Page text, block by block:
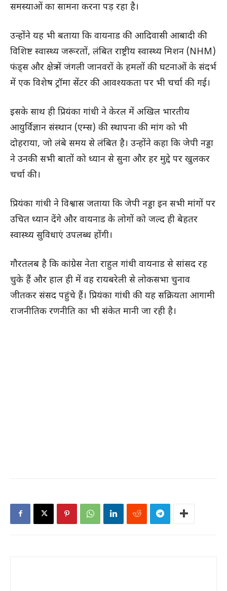
समस्याओं का सामना करना पड़ रहा है।
उन्होंने यह भी बताया कि वायनाड की आदिवासी आबादी की
विशिष्ट स्वास्थ्य जरूरतों, लंबित राष्ट्रीय स्वास्थ्य मिशन (NHM)
फंड्स और क्षेत्र में जंगली जानवरों के हमलों की घटनाओं के संदर्भ
में एक विशेष ट्रॉमा सेंटर की आवश्यकता पर भी चर्चा की गई।
इसके साथ ही प्रियंका गांधी ने केरल में अखिल भारतीय
आयुर्विज्ञान संस्थान (एम्स) की स्थापना की मांग को भी
दोहराया, जो लंबे समय से लंबित है। उन्होंने कहा कि जेपी नड्डा
ने उनकी सभी बातों को ध्यान से सुना और हर मुद्दे पर खुलकर
चर्चा की।
प्रियंका गांधी ने विश्वास जताया कि जेपी नड्डा इन सभी मांगों पर
उचित ध्यान देंगे और वायनाड के लोगों को जल्द ही बेहतर
स्वास्थ्य सुविधाएं उपलब्ध होंगी।
गौरतलब है कि कांग्रेस नेता राहुल गांधी वायनाड से सांसद रह
चुके हैं और हाल ही में वह रायबरेली से लोकसभा चुनाव
जीतकर संसद पहुंचे हैं। प्रियंका गांधी की यह सक्रियता आगामी
राजनीतिक रणनीति का भी संकेत मानी जा रही है।